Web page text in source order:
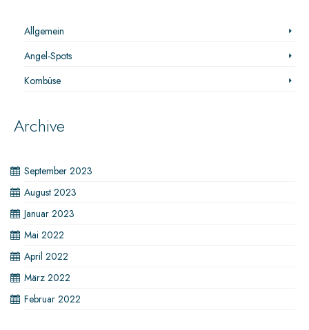
Allgemein
Angel-Spots
Kombüse
Archive
September 2023
August 2023
Januar 2023
Mai 2022
April 2022
März 2022
Februar 2022